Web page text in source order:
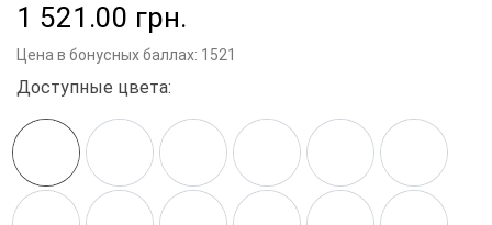
1 521.00 грн.
Цена в бонусных баллах: 1521
Доступные цвета: